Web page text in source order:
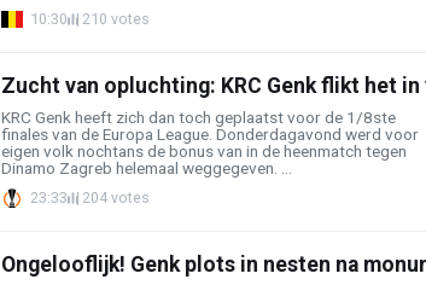
10:30 210 votes
Zucht van opluchting: KRC Genk flikt het
KRC Genk heeft zich dan toch geplaatst voor de 1/8ste
finales van de Europa League. Donderdagavond werd voor
eigen volk nochtans de bonus van in de heenmatch tegen
Dinamo Zagreb helemaal weggegeven. ...
23:33 204 votes
Ongelooflijk! Genk plots in nesten na